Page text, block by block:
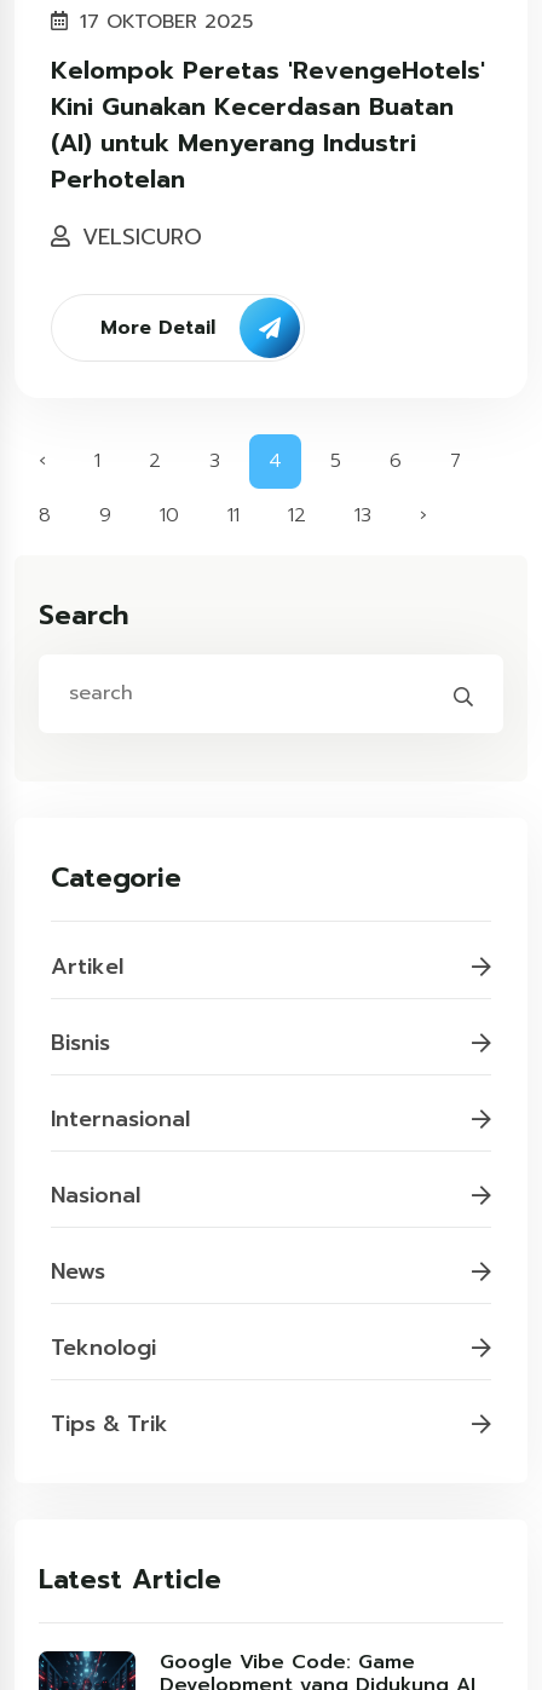
17 OKTOBER 2025
Kelompok Peretas 'RevengeHotels'
Kini Gunakan Kecerdasan Buatan
(AI) untuk Menyerang Industri
Perhotelan
VELSICURO
More Detail
‹ 1 2 3 4 5 6
7
8
9 10 11 12 13 ›
Search
Categorie
Artikel
Bisnis
Internasional
Nasional
News
Teknologi
Tips & Trik
Latest Article
Google Vibe Code: Game